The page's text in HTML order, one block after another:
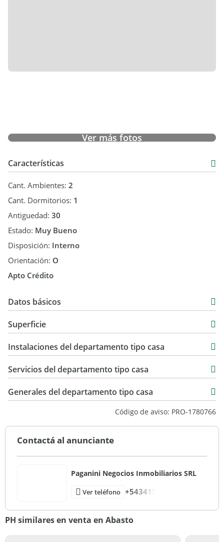
Ver más fotos
Características
Cant. Ambientes: 2
Cant. Dormitorios: 1
Antiguedad: 30
Estado: Muy Bueno
Disposición: Interno
Orientación: O
Apto Crédito
Datos básicos
USD 75.000
Superficie
8 m2
48 m2
Instalaciones del departamento tipo casa
Servicios del departamento tipo casa
Generales del departamento tipo casa
Código de aviso: PRO-1780766
Contactá al anunciante
Paganini Negocios Inmobiliarios SRL
Ver teléfono +543415
PH similares en venta en Abasto